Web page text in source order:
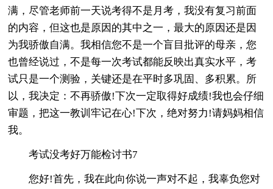
满，尽管老师前一天说考得不是月考，我没有复习前面
的内容，但这也是原因的其中之一，最大的原因还是因
为我骄傲自满。我相信您不是一个盲目批评的母亲，您
也曾经说过，不是每一次考试都能反映出真实水平，考
试只是一个测验，关键还是在平时多巩固、多积累。所
以，我决定：不再骄傲!下次一定取得好成绩!我也会仔细
审题，把这一教训牢记在心!下次，绝对努力!请妈妈相信
我。
考试没考好万能检讨书7
您好!首先，我在此向你说一声对不起，我辜负您对